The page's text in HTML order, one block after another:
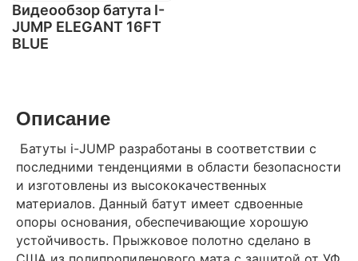
Видеообзор батута I-
JUMP ELEGANT 16FT
BLUE
Описание
Батуты i-JUMP разработаны в соответствии с
последними тенденциями в области безопасности
и изготовлены из высококачественных
материалов. Данный батут имеет сдвоенные
опоры основания, обеспечивающие хорошую
устойчивость. Прыжковое полотно сделано в